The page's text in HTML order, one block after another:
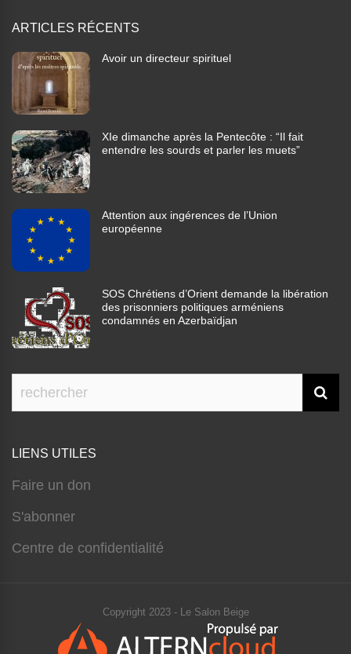
ARTICLES RÉCENTS
Avoir un directeur spirituel
XIe dimanche après la Pentecôte : “Il fait
entendre les sourds et parler les muets”
Attention aux ingérences de l’Union
européenne
SOS Chrétiens d’Orient demande la libération
des prisonniers politiques arméniens
condamnés en Azerbaïdjan
LIENS UTILES
Faire un don
S'abonner
Centre de confidentialité
Copyright 2023 - Le Salon Beige